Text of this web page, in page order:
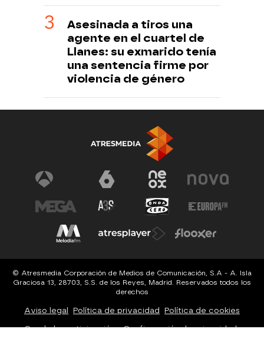
Asesinada a tiros una
agente en el cuartel de
Llanes: su exmarido tenía
una sentencia firme por
violencia de género
© Atresmedia Corporación de Medios de Comunicación, S.A - A. Isla
Graciosa 13, 28703, S.S. de los Reyes, Madrid. Reservados todos los
derechos
Aviso legal Política de privacidad Política de cookies
Cond. de participación Configuración de privacidad